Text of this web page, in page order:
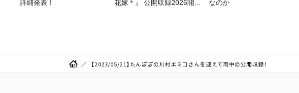
詳細発表！
花嫁＊』 公開収録2026開催
なのか
【2023/05/21】たんぽぽの川村エミコさんを迎えて雨中の公開収録！